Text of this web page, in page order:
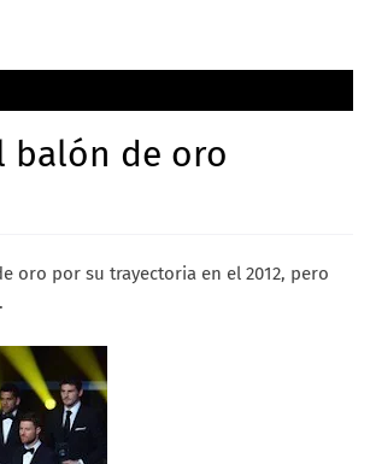
balón de oro
oro por su trayectoria en el 2012, pero